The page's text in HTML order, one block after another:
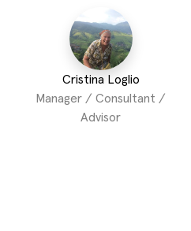
Cristina Loglio
Manager / Consultant /
Advisor